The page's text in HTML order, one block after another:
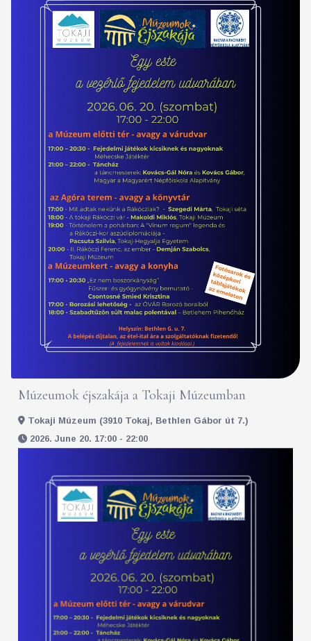
Múzeumok éjszakája a Tokaji Múzeumban
Tokaji Múzeum (3910 Tokaj, Bethlen Gábor út 7.)
2026. June 20. 17:00 - 22:00